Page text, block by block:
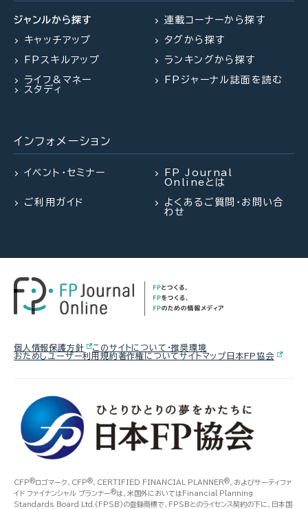
ジャンルから探す
キャッチアップ
FPスキルアップ
ライフ&マネー
スタディ
連載コーナーから探す
タグから探す
ランキングから探す
FPジャーナル誌面を読む
インフォメーション
イベント・セミナー
FP Journal
Onlineとは
ご利用ガイド
よくあるご質問・お問い合
わせ
個人情報保護方針
このサイトについて・推奨環境
おためしユーザー利用規約著作権についてサイトマップ 日本FP協会
CFP®ロゴマーク、CFP® 、CERTIFIED FINANCIAL PLANNER®
、およびサーティファ
イド ファイナンシャル プランナー®は、米国外においてはFinancial Planning
Standards Board Ltd.(FPSB)の登録商標で、FPSBとのライセンス契約の下に、日本国